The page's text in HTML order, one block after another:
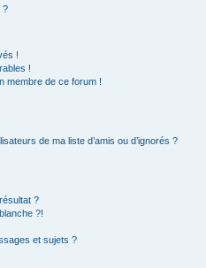
?
!
!
membre de ce forum !
de ma liste d’amis ou d’ignorés ?
?
?!
et sujets ?